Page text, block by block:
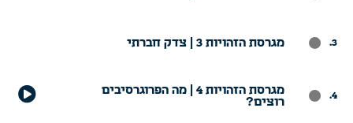
. מגרסת הזהויות 3 | צדק חברתי
.
מגרסת הזהויות 4 | מה הפרוגרסיבים
רוצים?